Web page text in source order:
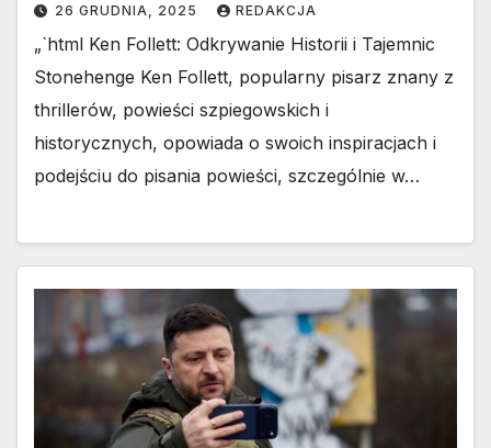
26 GRUDNIA, 2025 REDAKCJA
„`html Ken Follett: Odkrywanie Historii i Tajemnic
Stonehenge Ken Follett, popularny pisarz znany z
thrillerów, powieści szpiegowskich i
historycznych, opowiada o swoich inspiracjach i
podejściu do pisania powieści, szczególnie w…